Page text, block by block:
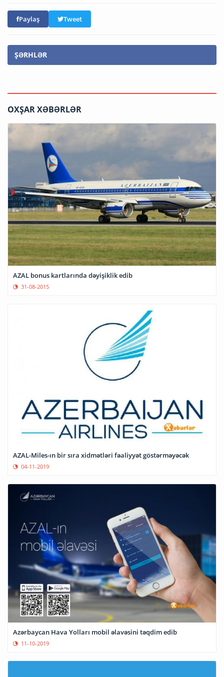
Paylaş Tweet
ŞƏRHLƏR
OXŞAR XƏBƏRLƏR
AZAL bonus kartlarında dəyişiklik edib
31-08-2015
AZAL-Miles-ın bir sıra xidmətləri fəaliyyət göstərməyəcək
04-11-2019
Azərbaycan Hava Yolları mobil əlavəsini təqdim edib
11-10-2019